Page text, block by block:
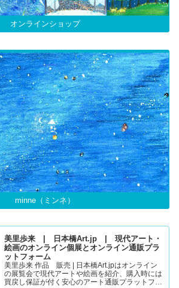
オンラインショップ
minne（ミンネ）
美里歩来 | 日本橋Art.jp | 現代アート・
絵画のオンライン個展とオンライン通販プラ
ットフォーム
美里歩来 作品 販売 | 日本橋Art.jpはオンライン
の展覧会で現代アートや絵画を紹介、購入時には
買戻し保証が付く安心のアート通販プラットフォ